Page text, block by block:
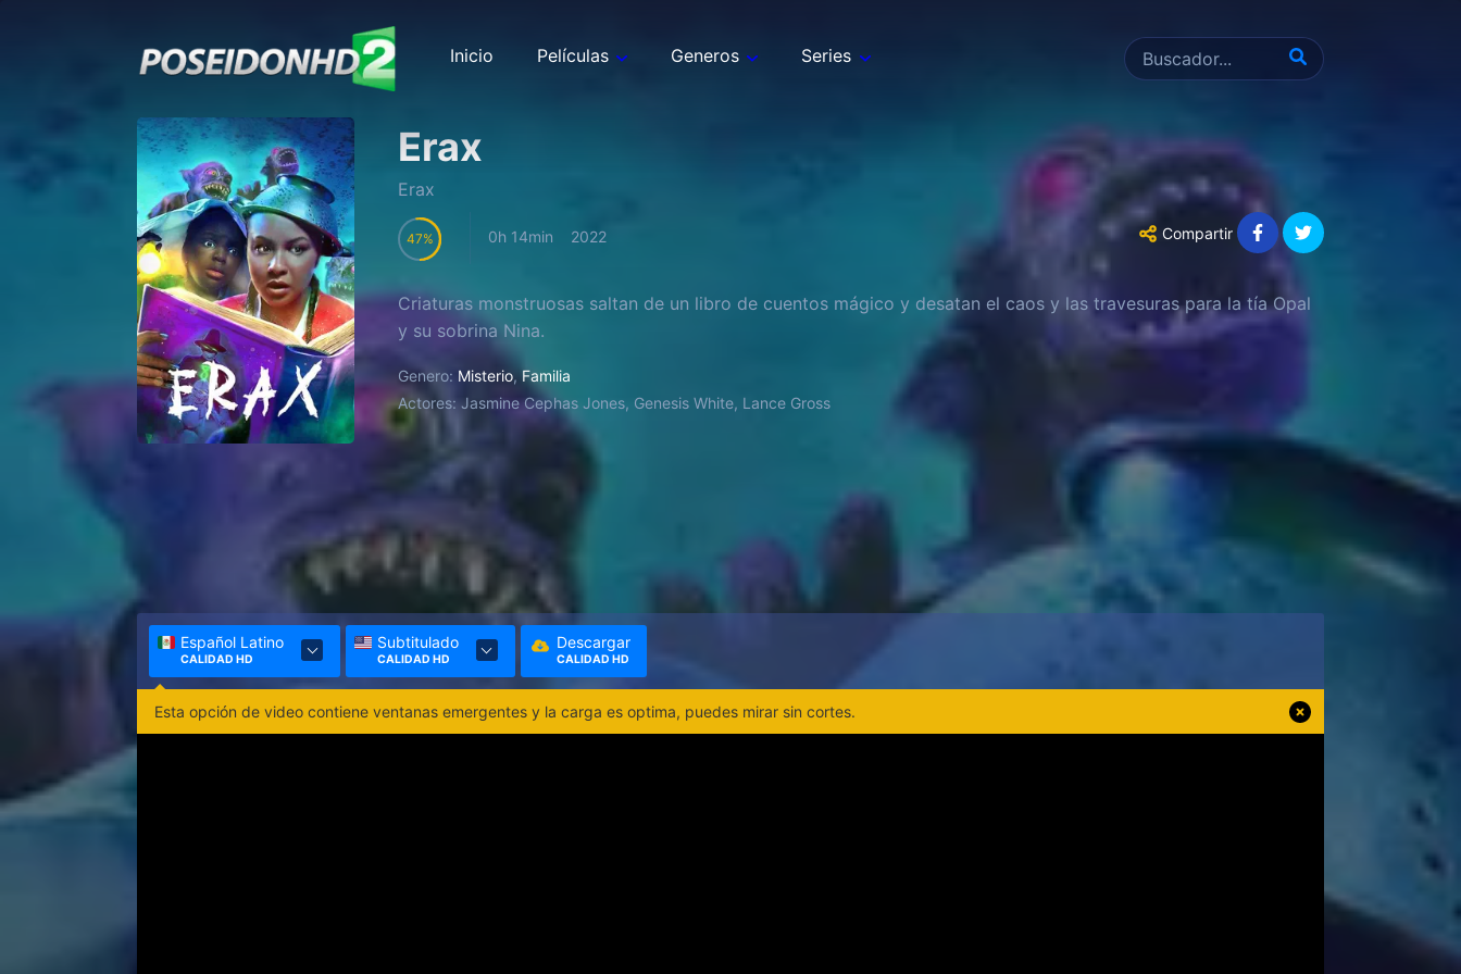
Inicio Películas Generos Series
Erax
Erax
47 0h 14min 2022 Compartir
Criaturas monstruosas saltan de un libro de cuentos mágico y desatan el caos y las travesuras para la tía Opal
y su sobrina Nina.
Genero: Misterio, Familia
Actores: Jasmine Cephas Jones, Genesis White, Lance Gross
Español Latino
CALIDAD HD
Subtitulado
CALIDAD HD
Descargar
CALIDAD HD
Esta opción de video contiene ventanas emergentes y la carga es optima, puedes mirar sin cortes.